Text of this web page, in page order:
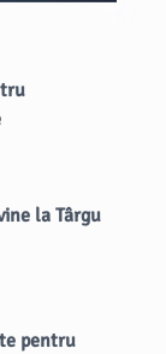
la Târgu
pentru